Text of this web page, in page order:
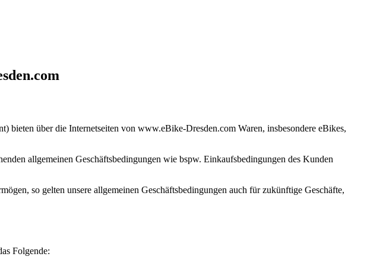
bieten über die Internetseiten von www.eBike-Dresden.com Waren, insbesondere eBikes,
allgemeinen Geschäftsbedingungen wie bspw. Einkaufsbedingungen des Kunden
so gelten unsere allgemeinen Geschäftsbedingungen auch für zukünftige Geschäfte,
Folgende: